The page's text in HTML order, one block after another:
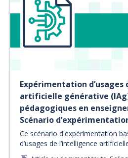
Expérimentation d’usages
artificielle générative
pédagogiques en
Scénario
Ce scénario d'expérimentation
d’usages de l’intelligence